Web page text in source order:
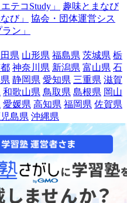
テコStudy」
趣味とまなび
び」
協会・団体運営シス
ン」
県 山形県 福島県 茨城県 栃
神奈川県 新潟県 富山県 石
静岡県 愛知県 三重県 滋賀
和歌山県 鳥取県 島根県 岡山
愛媛県 高知県 福岡県 佐賀県
島県 沖縄県